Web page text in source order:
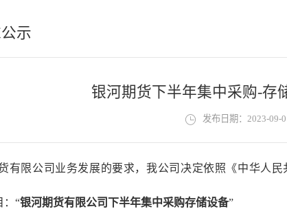
示
银河期货下半年集中采购-存
发布日期：2023-09-
有限公司业务发展的要求，我公司决定依照《中华人
：“银河期货有限公司下半年集中采购存储设备”